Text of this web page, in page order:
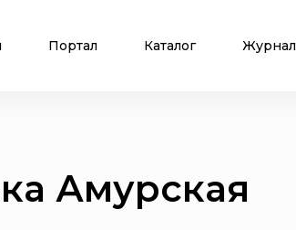
Портал Каталог Журнал
Амурская